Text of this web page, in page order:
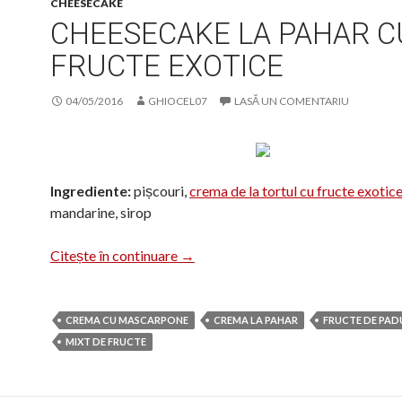
CHEESECAKE
CHEESECAKE LA PAHAR
FRUCTE EXOTICE
04/05/2016 GHIOCEL07 LASĂ UN COMENTARIU
Ingrediente:pișcouri,crema de la tortul cu fructe exotice
mandarine, sirop
Citește în continuare Cheesecake la pahar cu fructe exotice
→
CREMA CU MASCARPONE CREMA LA PAHAR
FRUCTE DE
MIXT DE FRUCTE